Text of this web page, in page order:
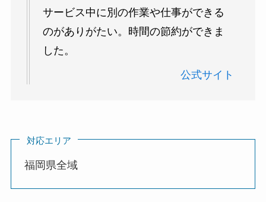
サービス中に別の作業や仕事ができる
のがありがたい。時間の節約ができま
した。
公式サイト
対応エリア
福岡県全域